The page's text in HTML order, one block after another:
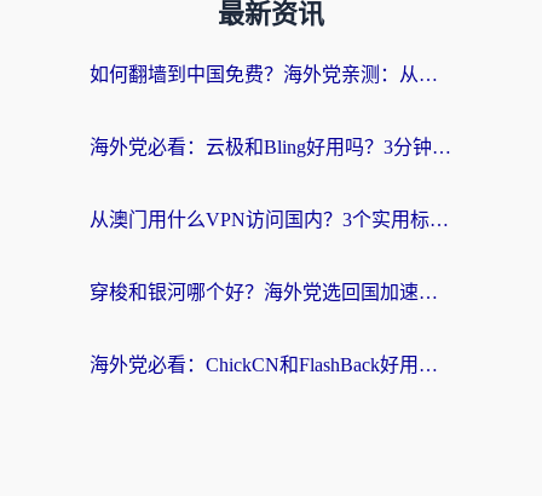
最新资讯
如何翻墙到中国免费？海外党亲测：从踩坑到选对加速器的全攻略
海外党必看：云极和Bling好用吗？3分钟教你选对回国加速器
从澳门用什么VPN访问国内？3个实用标准帮你避开坑，无缝刷剧听歌
穿梭和银河哪个好？海外党选回国加速器的避坑指南，附番茄加速器实测体验
海外党必看：ChickCN和FlashBack好用吗？3招教你选对回国加速器（附云极、HomeCN、斧牛vs艾果对比）